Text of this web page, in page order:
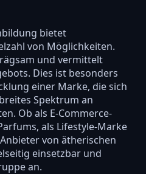
bietet
von Möglichkeiten.
und vermittelt
Dies ist besonders
einer Marke, die sich
Spektrum an
Ob als E-Commerce-
als Lifestyle-Marke
von ätherischen
einsetzbar und
an.